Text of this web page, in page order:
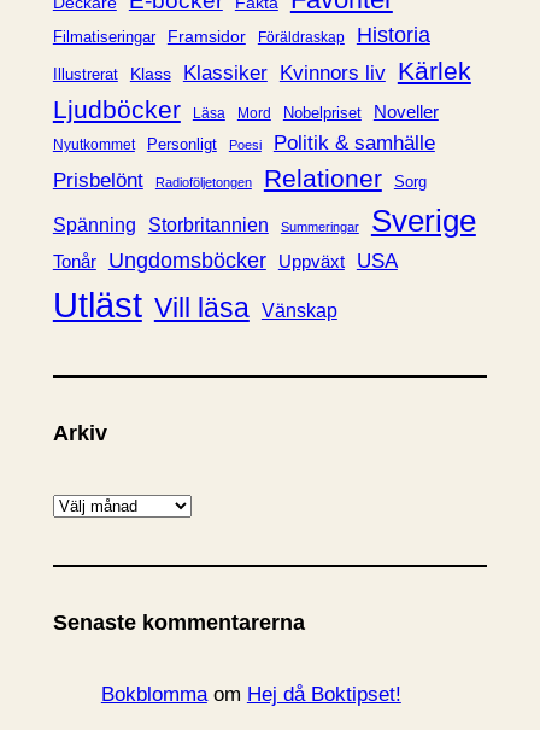
Filmatiseringar Framsidor Föräldraskap Historia
Illustrerat Klass Klassiker Kvinnors liv Kärlek
Ljudböcker
Läsa Mord Nobelpriset Noveller
Nyutkommet Personligt Poesi
Politik & samhälle
Prisbelönt
Radioföljetongen Relationer Sorg
Spänning Storbritannien Summeringar Sverige
Tonår Ungdomsböcker Uppväxt USA
Utläst Vill läsa Vänskap
Arkiv
A
k
v
Senaste kommentarerna
Bokblommaom Hej då Boktipset!